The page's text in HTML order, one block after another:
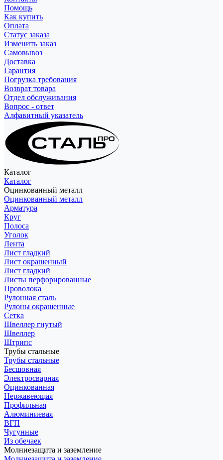
Помощь
Как купить
Оплата
Статус заказа
Изменить заказ
Самовывоз
Доставка
Гарантия
Погрузка требования
Возврат товара
Отдел обслуживания
Вопрос - ответ
Алфавитный указатель
Каталог
Каталог
Оцинкованный металл
Оцинкованный металл
Арматура
Круг
Полоса
Уголок
Лента
Лист гладкий
Лист окрашенный
Лист гладкий
Листы перфорированные
Проволока
Рулонная сталь
Рулоны окрашенные
Сетка
Швеллер гнутый
Швеллер
Штрипс
Трубы стальные
Трубы стальные
Бесшовная
Электросварная
Оцинкованная
Нержавеющая
Профильная
Алюминиевая
ВГП
Чугунные
Из обечаек
Молниезащита и заземление